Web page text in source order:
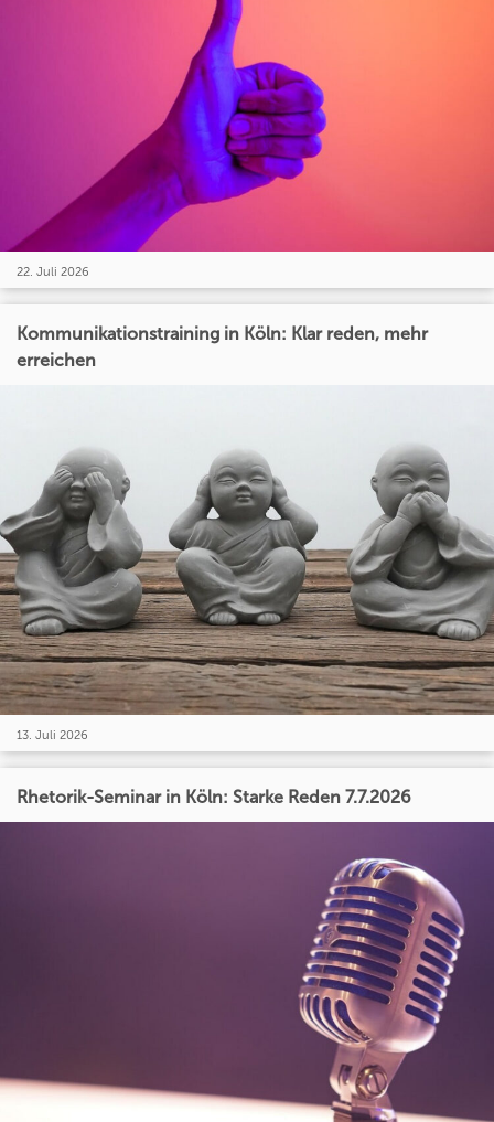
22. Juli 2026
Kommunikationstraining in Köln: Klar reden, mehr
erreichen
13. Juli 2026
Rhetorik-Seminar in Köln: Starke Reden 7.7.2026